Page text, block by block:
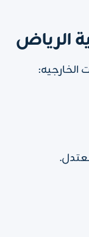
الرياض